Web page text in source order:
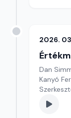
2026.
Dan
Kanyó